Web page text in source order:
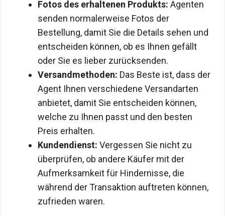
Fotos des erhaltenen Produkts: Agenten
senden normalerweise Fotos der
Bestellung, damit Sie die Details sehen und
entscheiden können, ob es Ihnen gefällt
oder Sie es lieber zurücksenden.
Versandmethoden: Das Beste ist, dass der
Agent Ihnen verschiedene Versandarten
anbietet, damit Sie entscheiden können,
welche zu Ihnen passt und den besten
Preis erhalten.
Kundendienst: Vergessen Sie nicht zu
überprüfen, ob andere Käufer mit der
Aufmerksamkeit für Hindernisse, die
während der Transaktion auftreten können,
zufrieden waren.